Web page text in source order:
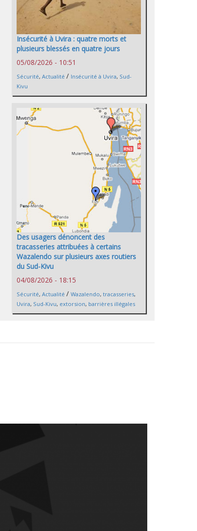
Insécurité à Uvira : quatre morts et
plusieurs blessés en quatre jours
05/08/2026 - 10:51
Sécurité, Actualité / Insécurité à Uvira, Sud-
Kivu
Des usagers dénoncent des
tracasseries attribuées à certains
Wazalendo sur plusieurs axes routiers
du Sud-Kivu
04/08/2026 - 18:15
Sécurité, Actualité / Wazalendo, tracasseries,
Uvira, Sud-Kivu, extorsion, barrières illégales